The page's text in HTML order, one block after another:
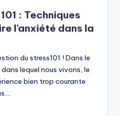
: Techniques
l’anxiété dans la
du stress101 ! Dans le
lequel nous vivons, le
bien trop courante